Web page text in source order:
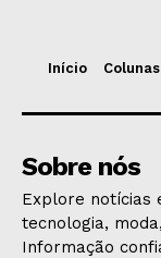
Início Colunas
Sobre nós
Explore notícias
tecnologia,
Informação